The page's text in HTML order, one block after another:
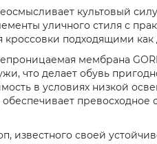
культовый
уличного стиля с
подходящими
мембрана
что делает обувь
в условиях низкой
известного своей